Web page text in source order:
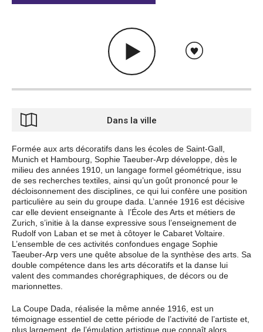
Dans la ville
Formée aux arts décoratifs dans les écoles de Saint-Gall,
Munich et Hambourg, Sophie Taeuber-Arp développe, dès le
milieu des années 1910, un langage formel géométrique, issu
de ses recherches textiles, ainsi qu’un goût prononcé pour le
décloisonnement des disciplines, ce qui lui confère une position
particulière au sein du groupe dada. L’année 1916 est décisive
car elle devient enseignante à l’École des Arts et métiers de
Zurich, s’initie à la danse expressive sous l’enseignement de
Rudolf von Laban et se met à côtoyer le Cabaret Voltaire.
L’ensemble de ces activités confondues engage Sophie
Taeuber-Arp vers une quête absolue de la synthèse des arts. Sa
double compétence dans les arts décoratifs et la danse lui
valent des commandes chorégraphiques, de décors ou de
marionnettes.
La Coupe Dada, réalisée la même année 1916, est un
témoignage essentiel de cette période de l’activité de l’artiste et,
plus largement, de l’émulation artistique que connaît alors